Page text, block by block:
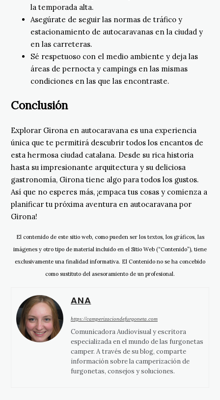
la temporada alta.
Asegúrate de seguir las normas de tráfico y
estacionamiento de autocaravanas en la ciudad y
en las carreteras.
Sé respetuoso con el medio ambiente y deja las
áreas de pernocta y campings en las mismas
condiciones en las que las encontraste.
Conclusión
Explorar Girona en autocaravana es una experiencia
única que te permitirá descubrir todos los encantos de
esta hermosa ciudad catalana. Desde su rica historia
hasta su impresionante arquitectura y su deliciosa
gastronomía, Girona tiene algo para todos los gustos.
Así que no esperes más, ¡empaca tus cosas y comienza a
planificar tu próxima aventura en autocaravana por
Girona!
El contenido de este sitio web, como pueden ser los textos, los gráficos, las
imágenes y otro tipo de material incluido en el Sitio Web (“Contenido”), tiene
exclusivamente una finalidad informativa. El Contenido no se ha concebido
como sustituto del asesoramiento de un profesional.
ANA
https://camperizaciondefurgoneta.com
Comunicadora Audiovisual y escritora
especializada en el mundo de las furgonetas
camper. A través de su blog, comparte
información sobre la camperización de
furgonetas, consejos y soluciones.